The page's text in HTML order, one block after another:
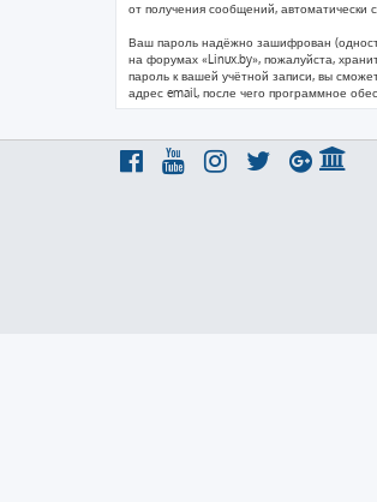
от получения сообщений, автоматически
Ваш пароль надёжно зашифрован
на форумах «Linux.by», пожалуйста,
пароль к вашей учётной записи, вы
адрес email, после чего программное